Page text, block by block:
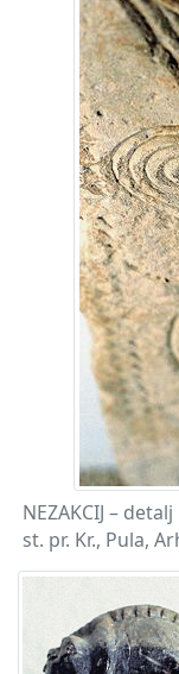
NEZAKCIJ –
st. pr. Kr., Pula,